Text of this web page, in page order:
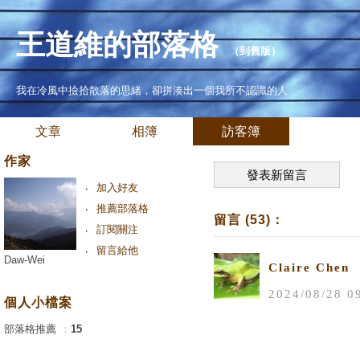
王道維的部落格 （到舊版 ）
我在冷風中撿拾散落的思緒，卻拼湊出一個我所不認識的人
文章 相簿 訪客簿
發表新留言
留言 (53)：
Claire Chen
2024/08/28
作家
加入好友
推薦部落格
訂閱關注
留言給他
Daw-Wei
個人小檔案
部落格推薦 ： 15